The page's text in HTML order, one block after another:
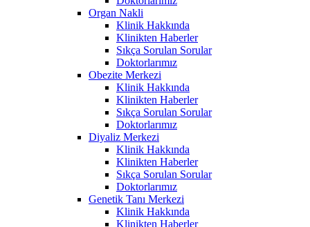
Organ Nakli
Klinik Hakkında
Klinikten Haberler
Sıkça Sorulan Sorular
Doktorlarımız
Obezite Merkezi
Klinik Hakkında
Klinikten Haberler
Sıkça Sorulan Sorular
Doktorlarımız
Diyaliz Merkezi
Klinik Hakkında
Klinikten Haberler
Sıkça Sorulan Sorular
Doktorlarımız
Genetik Tanı Merkezi
Klinik Hakkında
Klinikten Haberler